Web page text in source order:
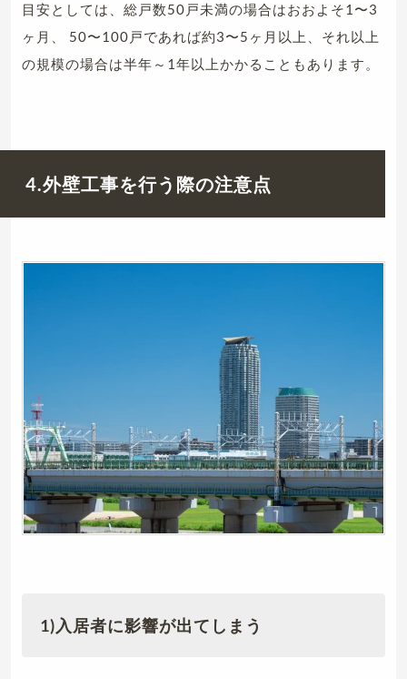
目安としては、総戸数50戸未満の場合はおおよそ1〜3
ヶ月、 50〜100戸であれば約3〜5ヶ月以上、それ以上
の規模の場合は半年～1年以上かかることもあります。
4.外壁工事を行う際の注意点
1)入居者に影響が出てしまう